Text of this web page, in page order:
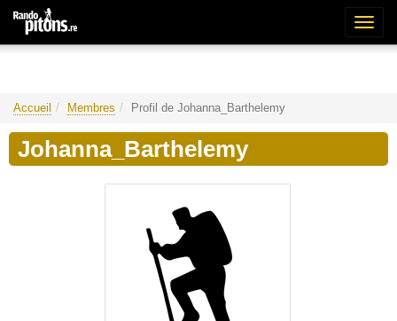
Accueil Membres Profil de Johanna_Barthelemy
Johanna_Barthelemy